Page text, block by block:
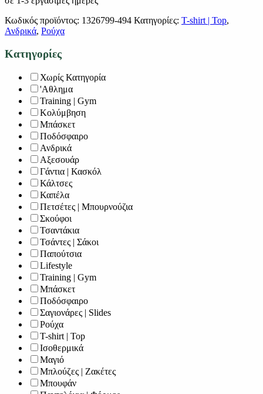
Κωδικός προϊόντος: 1326799-494 Κατηγορίες: T-shirt | Top,
Ανδρικά, Ρούχα
Κατηγορίες
Χωρίς Κατηγορία
'Αθλημα
Training | Gym
Κολύμβηση
Μπάσκετ
Ποδόσφαιρο
Ανδρικά
Αξεσουάρ
Γάντια | Κασκόλ
Κάλτσες
Καπέλα
Πετσέτες | Μπουρνούζια
Σκούφοι
Τσαντάκια
Τσάντες | Σάκοι
Παπούτσια
Lifestyle
Training | Gym
Μπάσκετ
Ποδόσφαιρο
Σαγιονάρες | Slides
Ρούχα
T-shirt | Top
Ισοθερμικά
Μαγιό
Μπλούζες | Ζακέτες
Μπουφάν